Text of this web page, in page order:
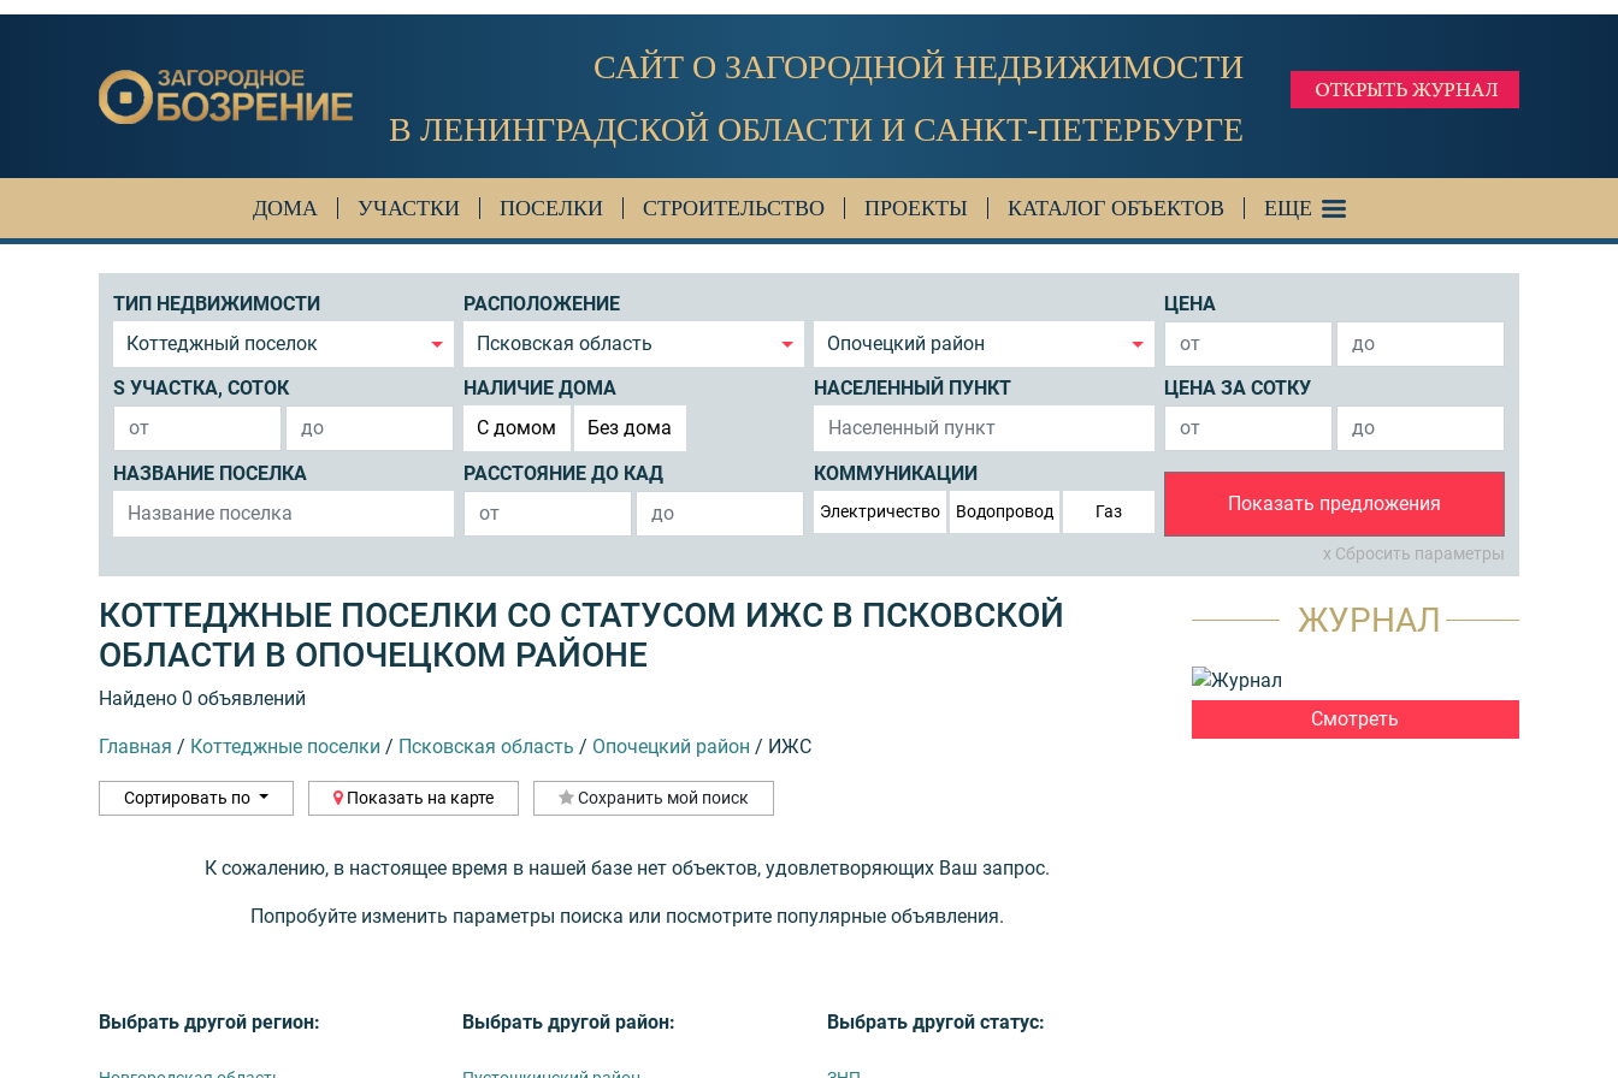
САЙТ О ЗАГОРОДНОЙ НЕДВИЖИМОСТИ
В ЛЕНИНГРАДСКОЙ ОБЛАСТИ И САНКТ-ПЕТЕРБУРГЕ
ДОМА УЧАСТКИ ПОСЕЛКИ СТРОИТЕЛЬСТВО ПРОЕКТЫ КАТАЛОГ ОБЪЕКТОВ ЕЩЕ
ТИП НЕДВИЖИМОСТИ
Коттеджный поселок
РАСПОЛОЖЕНИЕ
Псковская область
Опочецкий район
ЦЕНА
S УЧАСТКА, СОТОК
НАЛИЧИЕ ДОМА
C домом
Без дома
НАСЕЛЕННЫЙ ПУНКТ ЦЕНА ЗА СОТКУ
НАЗВАНИЕ ПОСЕЛКА РАССТОЯНИЕ ДО КАД КОММУНИКАЦИИ
Электричество Водопровод Газ Показать предложения
x Сбросить параметры
КОТТЕДЖНЫЕ ПОСЕЛКИ СО СТАТУСОМ ИЖС В ПСКОВСКОЙ
ОБЛАСТИ В ОПОЧЕЦКОМ РАЙОНЕ
Найдено 0 объявлений
Главная / Коттеджные поселки / Псковская область / Опочецкий район / ИЖС
Сортировать по Показать на карте Сохранить мой поиск
К сожалению, в настоящее время в нашей базе нет объектов, удовлетворяющих Ваш запрос.
Попробуйте изменить параметры поиска или посмотрите популярные объявления.
Выбрать другой регион: Выбрать другой район: Выбрать другой статус:
ЖУРНАЛ
Смотреть